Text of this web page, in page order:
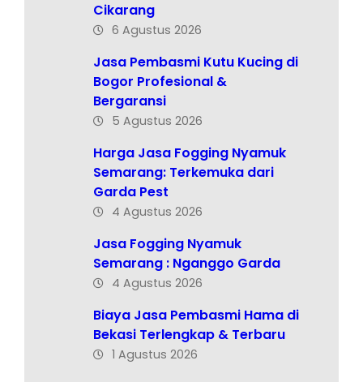
Cikarang
6 Agustus 2026
Jasa Pembasmi Kutu Kucing di
Bogor Profesional &
Bergaransi
5 Agustus 2026
Harga Jasa Fogging Nyamuk
Semarang: Terkemuka dari
Garda Pest
4 Agustus 2026
Jasa Fogging Nyamuk
Semarang : Nganggo Garda
4 Agustus 2026
Biaya Jasa Pembasmi Hama di
Bekasi Terlengkap & Terbaru
1 Agustus 2026